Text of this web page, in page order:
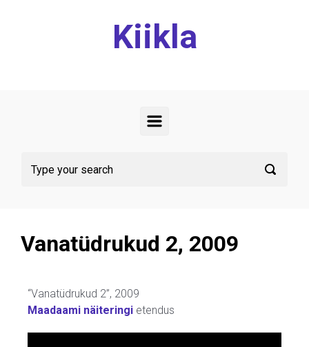
Kiikla
Vanatüdrukud 2, 2009
“Vanatüdrukud 2”, 2009
Maadaami näiteringi etendus